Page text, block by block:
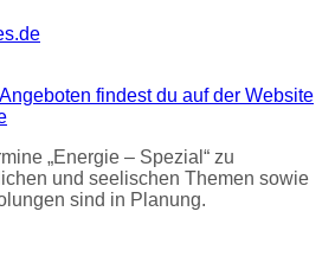
findest du auf der Website
„Energie – Spezial“ zu
und seelischen Themen sowie
sind in Planung.